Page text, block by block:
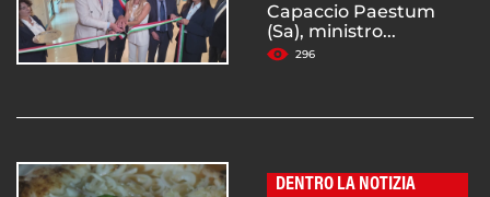
Capaccio Paestum
(Sa), ministro...
296
DENTRO LA NOTIZIA